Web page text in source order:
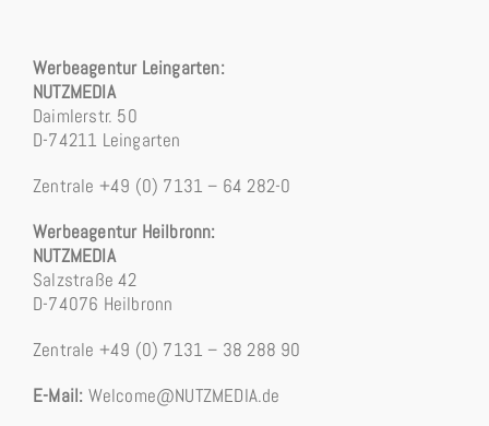
Werbeagentur Leingarten:
NUTZMEDIA
Daimlerstr. 50
D-74211 Leingarten
Zentrale +49 (0) 7131 – 64 282-0
Werbeagentur Heilbronn:
NUTZMEDIA
Salzstraße 42
D-74076 Heilbronn
Zentrale +49 (0) 7131 – 38 288 90
E-Mail: Welcome@NUTZMEDIA.de